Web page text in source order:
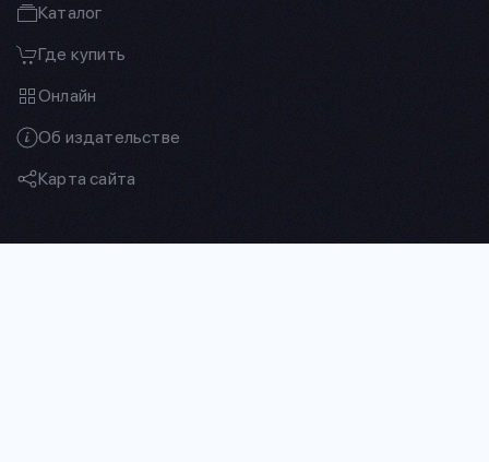
Каталог
Где купить
Онлайн
Об издательстве
Карта сайта